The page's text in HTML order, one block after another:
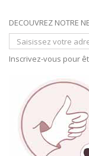
DECOUVREZ NOTRE
Inscrivez-vous pour